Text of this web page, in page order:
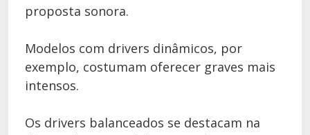
proposta sonora.
Modelos com drivers dinâmicos, por
exemplo, costumam oferecer graves mais
intensos.
Os drivers balanceados se destacam na